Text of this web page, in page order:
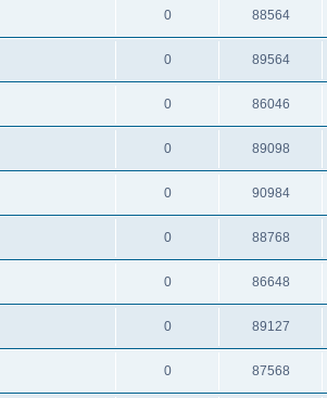
0 88564
0 89564
0 86046
0 89098
0 90984
0 88768
0 86648
0 89127
0 87568